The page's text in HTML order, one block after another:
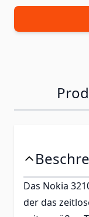
Das Nokia
der das